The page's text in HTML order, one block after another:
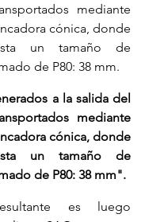
mediante
cónica, donde
un tamaño de
de P80: 38 mm.
a la salida del
mediante
cónica, donde
un tamaño de
de P80: 38 mm".
es luego